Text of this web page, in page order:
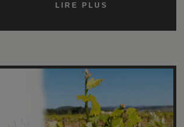
LIRE PLUS